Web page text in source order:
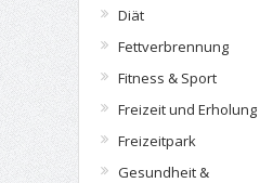
Diät
Fettverbrennung
Fitness & Sport
Freizeit und Erholung
Freizeitpark
Gesundheit &